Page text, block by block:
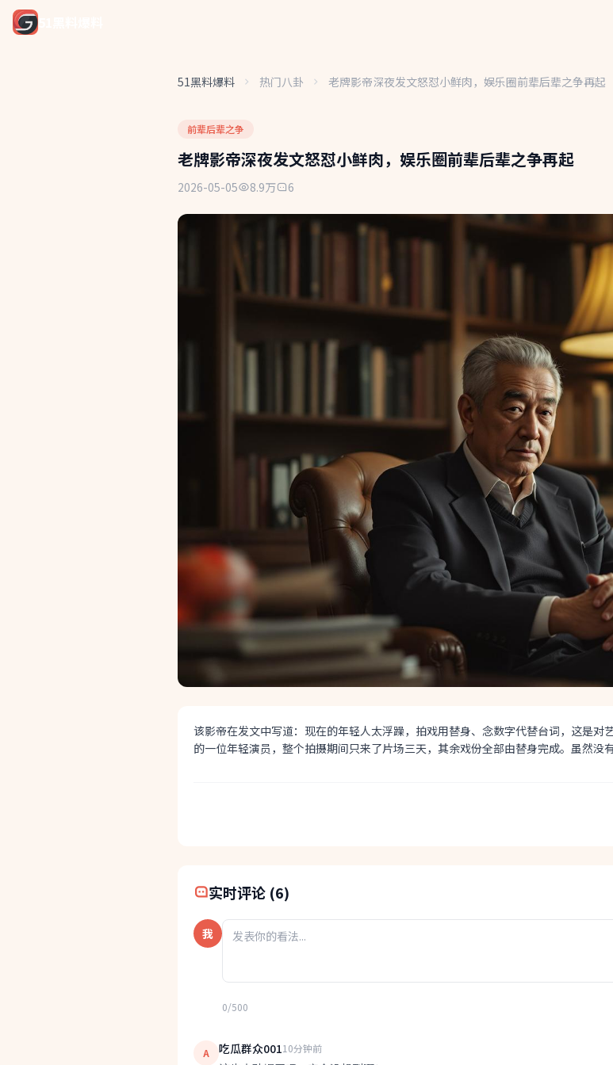
51黑料爆料 热门八卦 老牌影帝深夜发文怒怼小鲜肉，娱乐圈前辈后辈之争再起
前辈后辈之争
老牌影帝深夜发文怒怼小鲜肉，娱乐圈前辈后辈之争再起
2026-05-05 8.9万 6
该影帝在发文中写道：现在的年轻人太浮躁，拍戏用替身、念数字代替台词，这是对
的一位年轻演员，整个拍摄期间只来了片场三天，其余戏份全部由替身完成。虽然没
实时评论 (6)
我
0/500
A 吃瓜群众00110分钟前